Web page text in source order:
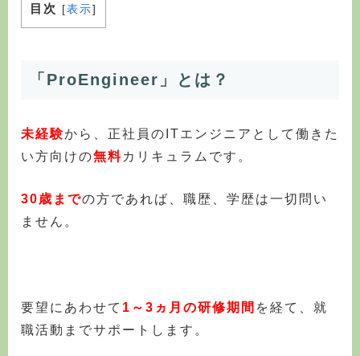
目次 [表示]
「ProEngineer」とは？
未経験から、正社員のITエンジニアとして働きた
い方向けの無料カリキュラムです。
30歳までの方であれば、職歴、学歴は一切問い
ません。
要望にあわせて 1～3ヵ月の研修期間 を経て、就
職活動までサポートします。